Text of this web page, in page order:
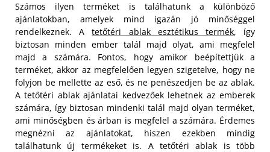
Számos ilyen terméket is találhatunk a különböző
ajánlatokban, amelyek mind igazán jó minőséggel
rendelkeznek. Atetőtéri ablak esztétikus termék, így
biztosan minden ember talál majd olyat, ami megfelel
majd a számára. Fontos, hogy amikor beépítettjük a
terméket, akkor az megfelelően legyen szigetelve, hogy ne
folyjon be mellette az eső, és ne penészedjen be az ablak.
A tetőtéri ablak ajánlatai kedvezőek lehetnek az emberek
számára, így biztosan mindenki talál majd olyan terméket,
ami minőségben és árban is megfelel a számára. Érdemes
megnézni az ajánlatokat, hiszen ezekben mindig
találhatunk új termékeket is. A tetőtéri ablak is több